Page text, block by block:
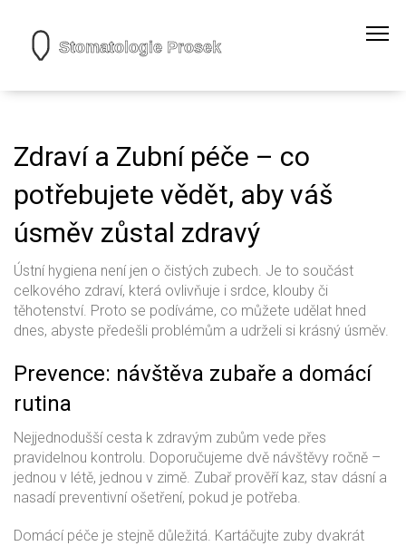
Zdraví a Zubní péče – co
potřebujete vědět, aby váš
úsměv zůstal zdravý
Ústní hygiena není jen o čistých zubech. Je to součást
celkového zdraví, která ovlivňuje i srdce, klouby či
těhotenství. Proto se podíváme, co můžete udělat hned
dnes, abyste předešli problémům a udrželi si krásný úsměv.
Prevence: návštěva zubaře a domácí
rutina
Nejjednodušší cesta k zdravým zubům vede přes
pravidelnou kontrolu. Doporučujeme dvě návštěvy ročně –
jednou v létě, jednou v zimě. Zubař prověří kaz, stav dásní a
nasadí preventivní ošetření, pokud je potřeba.
Domácí péče je stejně důležitá. Kartáčujte zuby dvakrát